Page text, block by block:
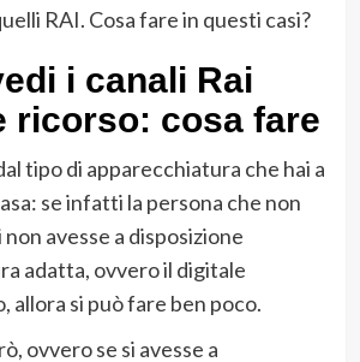
RAI. Cosa fare in questi casi?
i canali Rai
ricorso: cosa fare
tipo di apparecchiatura che hai a
se infatti la persona che non
non avesse a disposizione
adatta, ovvero il digitale
allora si può fare ben poco.
ovvero se si avesse a